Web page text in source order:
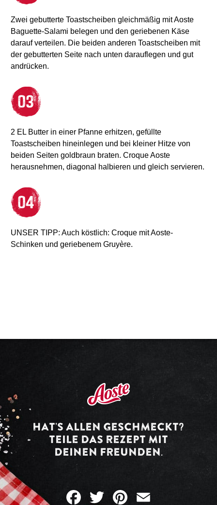
Zwei gebutterte Toastscheiben gleichmäßig mit Aoste
Baguette-Salami belegen und den geriebenen Käse
darauf verteilen. Die beiden anderen Toastscheiben mit
der gebutterten Seite nach unten darauflegen und gut
andrücken.
2 EL Butter in einer Pfanne erhitzen, gefüllte
Toastscheiben hineinlegen und bei kleiner Hitze von
beiden Seiten goldbraun braten. Croque Aoste
herausnehmen, diagonal halbieren und gleich servieren.
UNSER TIPP: Auch köstlich: Croque mit Aoste-
Schinken und geriebenem Gruyère.
HAT’S ALLEN GESCHMECKT?
TEILE DAS REZEPT MIT
DEINEN FREUNDEN.
FacebookTwitter Pinterest